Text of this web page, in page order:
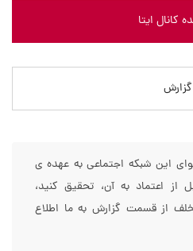
کانال ایتا
گزارش
این شبکه اجتماعی به عهده ی
اعتماد به آن، تحقیق کنید،
از قسمت گزارش به ما اطلاع